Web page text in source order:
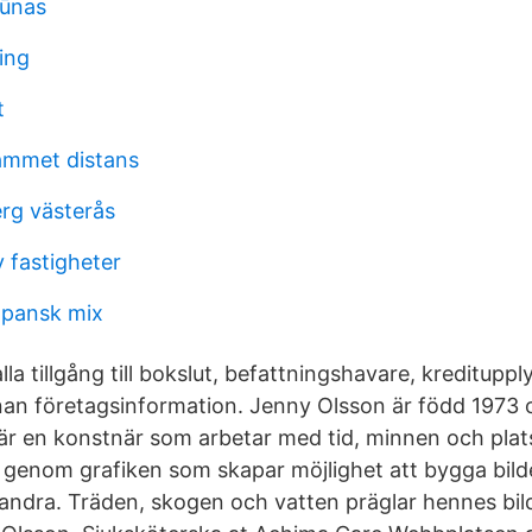
distans
västerås
fastigheter
mix
tillgång till bokslut, befattningshavare,
företagsinformation. Jenny Olsson är född 1973
en konstnär som arbetar med tid, minnen och
grafiken som skapar möjlighet att bygga
Träden, skogen och vatten präglar hennes